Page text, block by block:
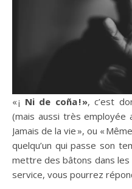
« ¡ Ni de coña ! », c’est
(mais aussi très employée
Jamais de la vie », ou «
quelqu’un qui passe son
mettre des bâtons dans
service, vous pourrez